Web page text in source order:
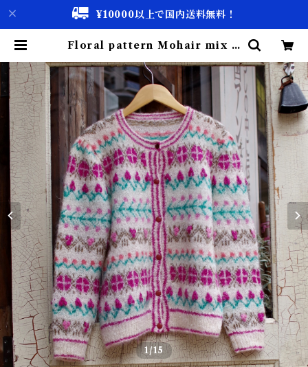
¥10000以上で国内送料無料！
Floral pattern Mohair mix C
ミックス カーディガン セーター 古
着 | 古着屋 仙台 biscco【古着 &
Vintage 通販】
1/15